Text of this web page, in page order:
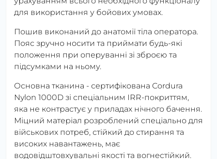
для використання у бойових умовах.
Пошив виконаний до анатомії тіла оператора.
Пояс зручно носити та приймати будь-які
положення при оперуванні зі зброєю та
підсумками на ньому.
Основна тканина - сертифікована Cordura
Nylon 1000D зі спеціальним IRR-покриттям,
яка не контрастує у приладах нічного бачення.
Міцний матеріал розроблений спеціально для
військових потреб, стійкий до стирання та
високих навантажень, має
водовідштовхувальні якості та вогнестійкий.